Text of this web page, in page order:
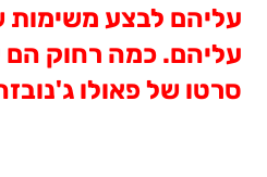
עליהם לבצע משימות
עליהם. כמה רחוק הם
סרטו של פאולו